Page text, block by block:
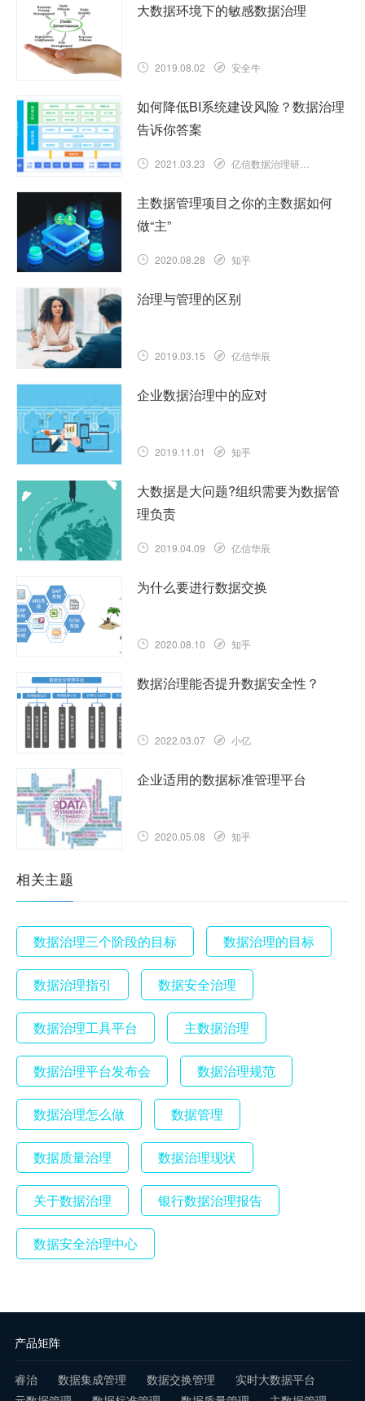
大数据环境下的敏感数据治理
2019.08.02 安全牛
如何降低BI系统建设风险？数据治理
告诉你答案
2021.03.23 亿信数据治理研究院
主数据管理项目之你的主数据如何
做“主”
2020.08.28 知乎
治理与管理的区别
2019.03.15 亿信华辰
企业数据治理中的应对
2019.11.01 知乎
大数据是大问题?组织需要为数据管
理负责
2019.04.09 亿信华辰
为什么要进行数据交换
2020.08.10 知乎
数据治理能否提升数据安全性？
2022.03.07 小亿
企业适用的数据标准管理平台
2020.05.08 知乎
相关主题
数据治理三个阶段的目标 数据治理的目标
数据治理指引 数据安全治理
数据治理工具平台 主数据治理
数据治理平台发布会 数据治理规范
数据治理怎么做 数据管理
数据质量治理 数据治理现状
关于数据治理 银行数据治理报告
数据安全治理中心
产品矩阵
睿治 数据集成管理 数据交换管理
实时大数据平台